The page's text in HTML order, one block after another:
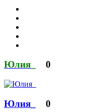
Юлия_ 0
Юлия_ 0